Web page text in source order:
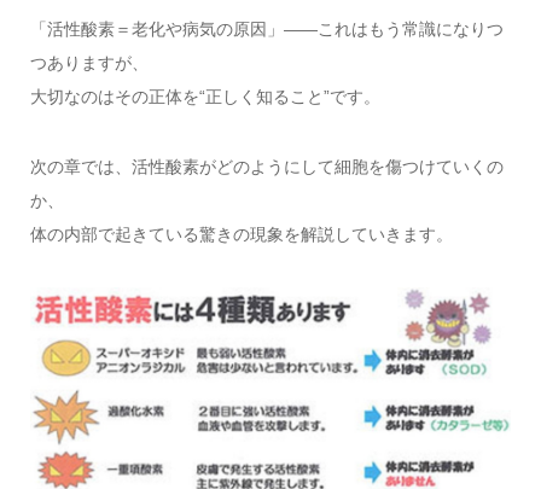
「活性酸素＝老化や病気の原因」――これはもう常識になりつ
つありますが、
大切なのはその正体を“正しく知ること”です。
次の章では、活性酸素がどのようにして細胞を傷つけていくの
か、
体の内部で起きている驚きの現象を解説していきます。